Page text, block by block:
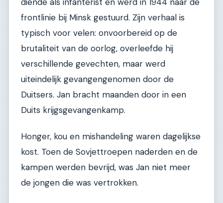
frontlinie bij Minsk gestuurd. Zijn verhaal is
typisch voor velen: onvoorbereid op de
brutaliteit van de oorlog, overleefde hij
verschillende gevechten, maar werd
uiteindelijk gevangengenomen door de
Duitsers. Jan bracht maanden door in een
Duits krijgsgevangenkamp.
Honger, kou en mishandeling waren dagelijkse
kost. Toen de Sovjettroepen naderden en de
kampen werden bevrijd, was Jan niet meer
de jongen die was vertrokken.